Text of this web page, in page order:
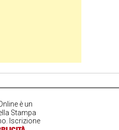
è un
Stampa
Iscrizione